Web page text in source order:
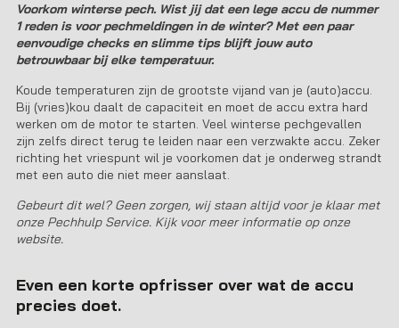
Voorkom winterse pech. Wist jij dat een lege accu de nummer
1 reden is voor pechmeldingen in de winter? Met een paar
eenvoudige checks en slimme tips blijft jouw auto
betrouwbaar bij elke temperatuur.
Koude temperaturen zijn de grootste vijand van je (auto)accu.
Bij (vries)kou daalt de capaciteit en moet de accu extra hard
werken om de motor te starten. Veel winterse pechgevallen
zijn zelfs direct terug te leiden naar een verzwakte accu. Zeker
richting het vriespunt wil je voorkomen dat je onderweg strandt
met een auto die niet meer aanslaat.
Gebeurt dit wel? Geen zorgen, wij staan altijd voor je klaar met
onze Pechhulp Service. Kijk voor meer informatie op onze
website.
Even een korte opfrisser over wat de accu
precies doet.